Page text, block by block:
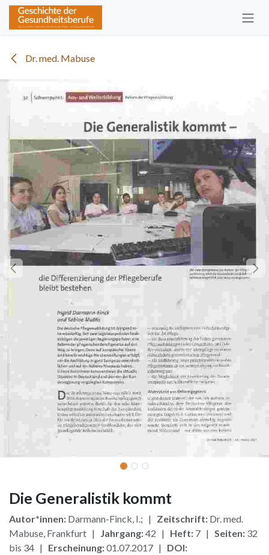
Zum Inhalt springen
Dr. med. Mabuse
Die Generalistik kommt
Autor*innen: Darmann-Finck, I.; | Zeitschrift: Dr. med.
Mabuse, Frankfurt |
Jahrgang:42 | Heft: 7 | Seiten: 32
bis 34 | Erscheinung:01.07.2017 | DOI: